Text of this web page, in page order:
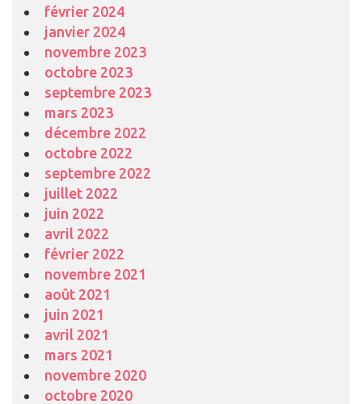
février 2024
janvier 2024
novembre 2023
octobre 2023
septembre 2023
mars 2023
décembre 2022
octobre 2022
septembre 2022
juillet 2022
juin 2022
avril 2022
février 2022
novembre 2021
août 2021
juin 2021
avril 2021
mars 2021
novembre 2020
octobre 2020